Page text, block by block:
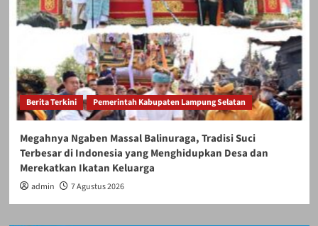
Berita Terkini Pemerintah Kabupaten Lampung Selatan
Megahnya Ngaben Massal Balinuraga, Tradisi Suci
Terbesar di Indonesia yang Menghidupkan Desa dan
Merekatkan Ikatan Keluarga
admin 7 Agustus 2026